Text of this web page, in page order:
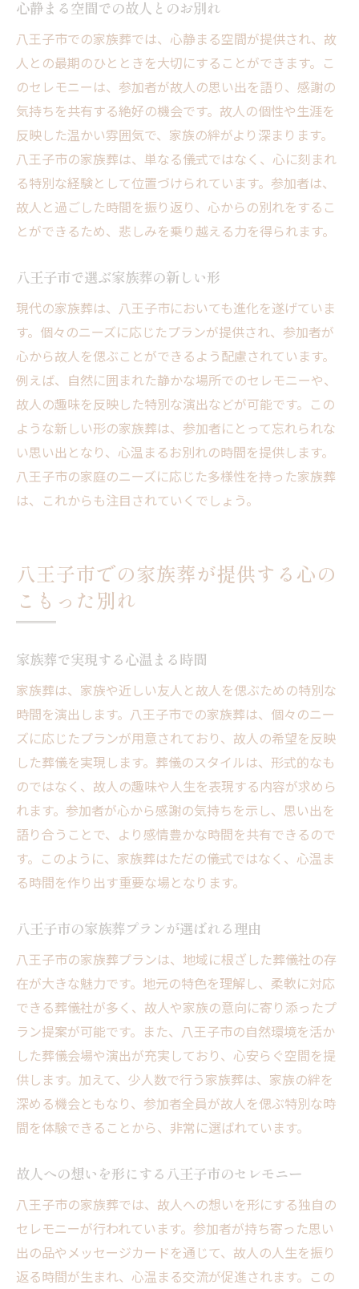
方
八王子市での安心できる葬儀の手配
心静まる空間での故人とのお別れ
八王子市での家族葬では、心静まる空間が提供され、故
人との最期のひとときを大切にすることができます。こ
のセレモニーは、参加者が故人の思い出を語り、感謝の
気持ちを共有する絶好の機会です。故人の個性や生涯を
反映した温かい雰囲気で、家族の絆がより深まります。
八王子市の家族葬は、単なる儀式ではなく、心に刻まれ
る特別な経験として位置づけられています。参加者は、
故人と過ごした時間を振り返り、心からの別れをするこ
とができるため、悲しみを乗り越える力を得られます。
八王子市で選ぶ家族葬の新しい形
現代の家族葬は、八王子市においても進化を遂げていま
す。個々のニーズに応じたプランが提供され、参加者が
心から故人を偲ぶことができるよう配慮されています。
例えば、自然に囲まれた静かな場所でのセレモニーや、
故人の趣味を反映した特別な演出などが可能です。この
ような新しい形の家族葬は、参加者にとって忘れられな
い思い出となり、心温まるお別れの時間を提供します。
八王子市の家庭のニーズに応じた多様性を持った家族葬
は、これからも注目されていくでしょう。
八王子市での家族葬が提供する心の
こもった別れ
家族葬で実現する心温まる時間
家族葬は、家族や近しい友人と故人を偲ぶための特別な
時間を演出します。八王子市での家族葬は、個々のニー
ズに応じたプランが用意されており、故人の希望を反映
した葬儀を実現します。葬儀のスタイルは、形式的なも
のではなく、故人の趣味や人生を表現する内容が求めら
れます。参加者が心から感謝の気持ちを示し、思い出を
語り合うことで、より感情豊かな時間を共有できるので
す。このように、家族葬はただの儀式ではなく、心温ま
る時間を作り出す重要な場となります。
八王子市の家族葬プランが選ばれる理由
八王子市の家族葬プランは、地域に根ざした葬儀社の存
在が大きな魅力です。地元の特色を理解し、柔軟に対応
できる葬儀社が多く、故人や家族の意向に寄り添ったプ
ラン提案が可能です。また、八王子市の自然環境を活か
した葬儀会場や演出が充実しており、心安らぐ空間を提
供します。加えて、少人数で行う家族葬は、家族の絆を
深める機会ともなり、参加者全員が故人を偲ぶ特別な時
間を体験できることから、非常に選ばれています。
故人への想いを形にする八王子市のセレモニー
八王子市の家族葬では、故人への想いを形にする独自の
セレモニーが行われています。参加者が持ち寄った思い
出の品やメッセージカードを通じて、故人の人生を振り
返る時間が生まれ、心温まる交流が促進されます。この